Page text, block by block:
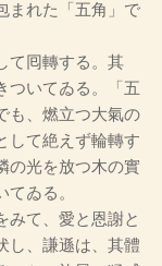
まれた「五角」で
て囘轉する。其
ついてゐる。「五
も、燃立つ大氣の
して絶えず輪轉す
の光を放つ木の實
ゐる。
て、愛と恩謝と
し、謙遜は、其體